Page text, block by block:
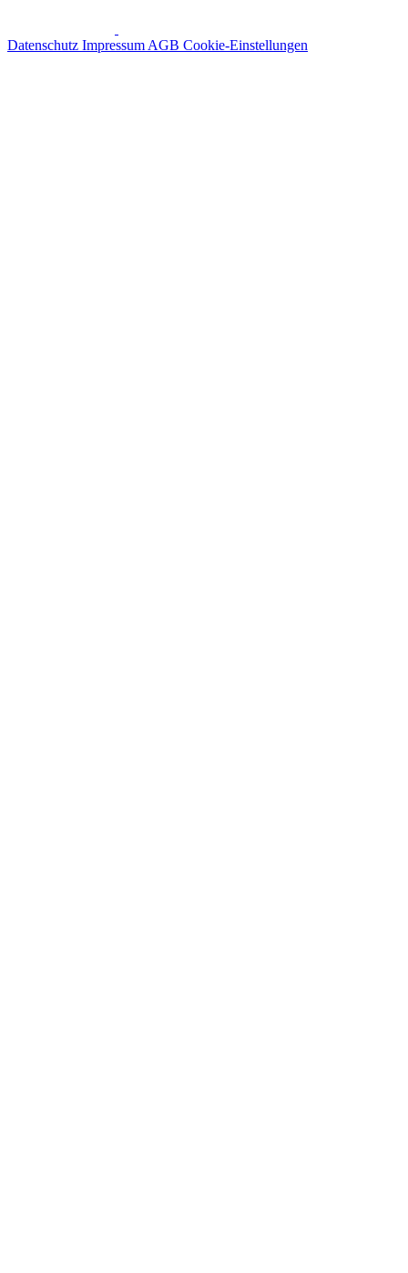
Datenschutz Impressum AGB Cookie-Einstellungen